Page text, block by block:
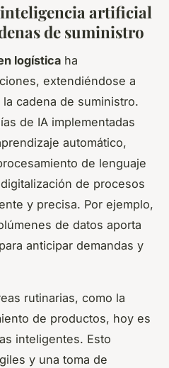
artificial
de suministro
logística ha
extendiéndose a
cadena de suministro.
de IA implementadas
automático,
de lenguaje
de procesos
y precisa. Por ejemplo,
de datos aporta
anticipar demandas y
rutinarias, como la
de productos, hoy es
inteligentes. Esto
y una toma de